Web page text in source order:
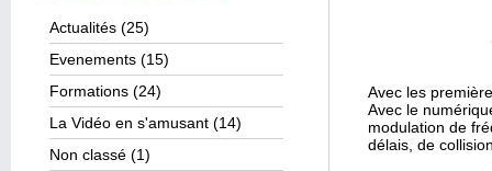
Actualités (25)
Evenements (15)
Formations (24)
La Vidéo en s'amusant (14)
Non classé (1)
Avec les
Avec le
modulation de
délais, de